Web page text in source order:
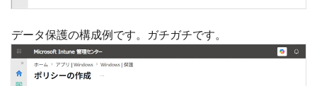
データ保護の構成例です。ガチガチです。